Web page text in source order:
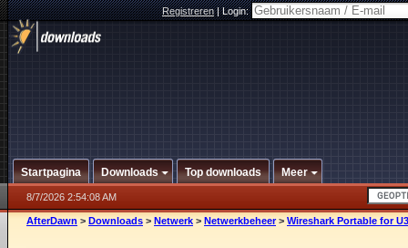
Registreren|Login:
Startpagina Downloads Top downloads Meer
8/7/2026 2:54:08 AM
AfterDawn > Downloads > Netwerk > Netwerkbeheer > Wireshark Portable for